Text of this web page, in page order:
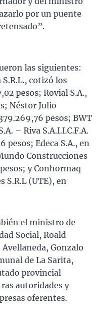
por un puente
las siguientes:
cotizó los
pesos; Rovial S.A.,
Néstor Julio
pesos; BWT
– Riva S.A.I.I.C.F.A.
pesos; Edeca S.A., en
Construcciones
y Conhormaq
S.R.L (UTE), en
el ministro de
Social, Roald
Gonzalo
de La Sarita,
provincial
autoridades y
oferentes.